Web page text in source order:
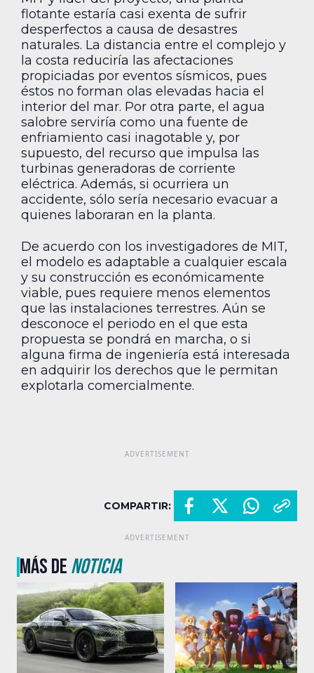
flotante estaría casi exenta de sufrir
desperfectos a causa de desastres
naturales. La distancia entre el complejo y
la costa reduciría las afectaciones
propiciadas por eventos sísmicos, pues
éstos no forman olas elevadas hacia el
interior del mar. Por otra parte, el agua
salobre serviría como una fuente de
enfriamiento casi inagotable y, por
supuesto, del recurso que impulsa las
turbinas generadoras de corriente
eléctrica. Además, si ocurriera un
accidente, sólo sería necesario evacuar a
quienes laboraran en la planta.
De acuerdo con los investigadores de MIT,
el modelo es adaptable a cualquier escala
y su construcción es económicamente
viable, pues requiere menos elementos
que las instalaciones terrestres. Aún se
desconoce el periodo en el que esta
propuesta se pondrá en marcha, o si
alguna firma de ingeniería está interesada
en adquirir los derechos que le permitan
explotarla comercialmente.
COMPARTIR:
MÁS DENOTICIA